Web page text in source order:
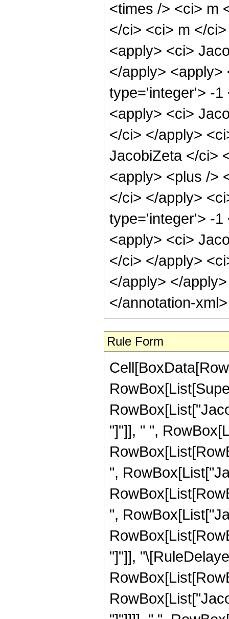
Rule Form
"]"]], " ",
",
",
"]"]],